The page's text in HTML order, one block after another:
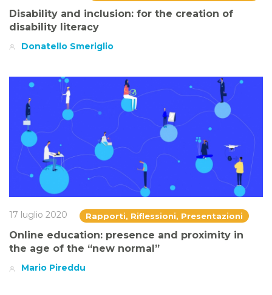
Disability and inclusion: for the creation of
disability literacy
Donatello Smeriglio
17 luglio 2020 Rapporti, Riflessioni, Presentazioni
Online education: presence and proximity in
the age of the “new normal”
Mario Pireddu